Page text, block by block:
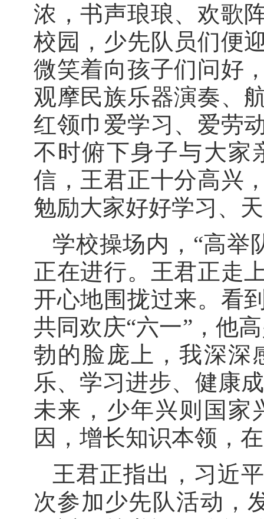
浓，书声琅琅、欢歌
校园，少先队员们便
微笑着向孩子们问好
观摩民族乐器演奏、
红领巾爱学习、爱劳
不时俯下身子与大家
信，王君正十分高兴
勉励大家好好学习、
学校操场内，“高举
正在进行。王君正走
开心地围拢过来。看
共同欢庆“六一”，他
勃的脸庞上，我深深
乐、学习进步、健康
未来，少年兴则国家
因，增长知识本领，
王君正指出，习近
次参加少先队活动，